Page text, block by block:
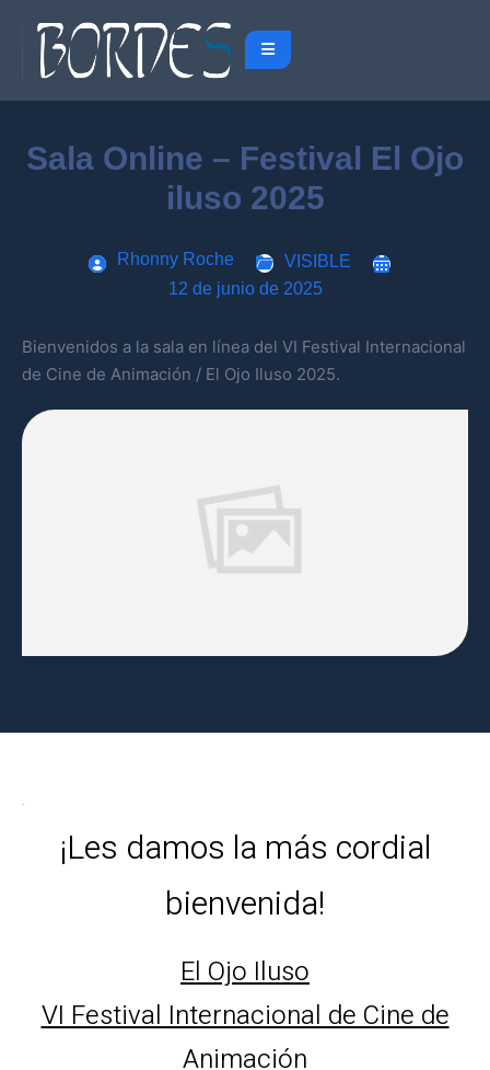
Sala Online – Festival El Ojo
iluso 2025
Rhonny Roche
VISIBLE
12 de junio de 2025
Bienvenidos a la sala en línea del VI Festival Internacional
de Cine de Animación / El Ojo Iluso 2025.
.
¡Les damos la más cordial
bienvenida!
El Ojo Iluso
VI Festival Internacional de Cine de
Animación